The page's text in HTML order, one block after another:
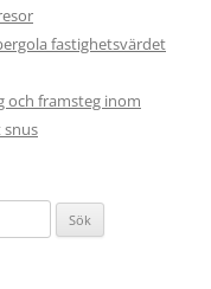
fastighetsvärdet
och framsteg inom